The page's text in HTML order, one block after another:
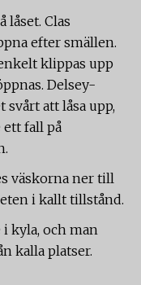
låset. Clas
efter smällen.
klippas upp
Delsey-
att låsa upp,
ett fall på
väskorna ner till
i kallt tillstånd.
kyla, och man
kalla platser.